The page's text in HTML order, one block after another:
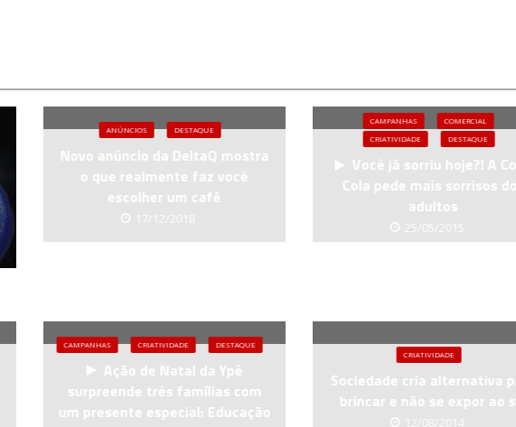
ANÚNCIOS DESTAQUE
Novo anúncio da DeltaQ mostra
o que realmente faz você
escolher um café
17/12/2018
CAMPANHAS
COMERCIAL
CRIATIVIDADE
DESTAQUE
Você já sorriu hoje?! A
Cola pede mais sorrisos
adultos
25/05/2015
CAMPANHAS CRIATIVIDADE DESTAQUE
Ação de Natal da Ypê
surpreende três famílias com
um presente especial: Educação
CRIATIVIDADE
Sociedade cria alternativa
brincar e não se expor ao
12/08/2014